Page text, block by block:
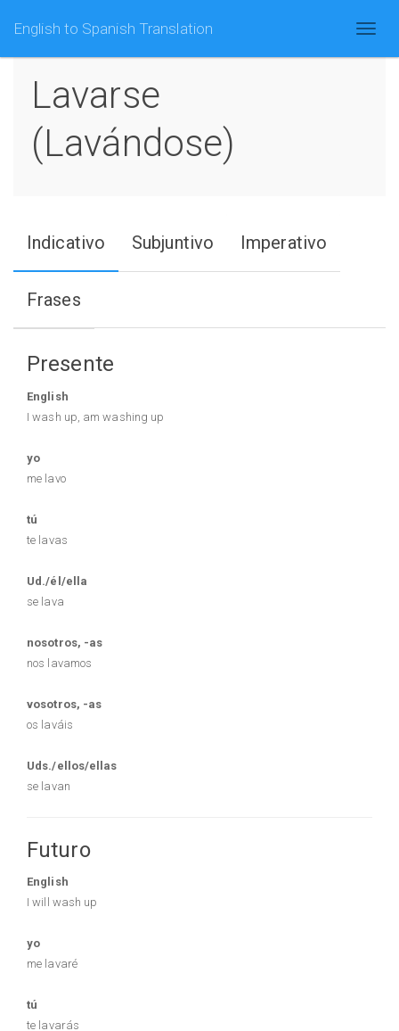
English to Spanish Translation
Lavarse
(lavándose)
Indicativo Subjuntivo Imperativo
Frases
Presente
English
I wash up, am washing up
yo
me lavo
tú
te lavas
Ud./él/ella
se lava
nosotros, -as
nos lavamos
vosotros, -as
os laváis
Uds./ellos/ellas
se lavan
Futuro
English
I will wash up
yo
me lavaré
tú
te lavarás